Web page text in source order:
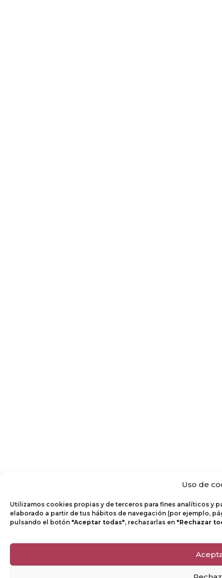
Uso de
Utilizamos cookies propias y de terceros para fines analíticos y
elaborado a partir de tus hábitos de navegación (por ejemplo,
pulsando el botón "Aceptar todas", rechazarlas en "Rechazar